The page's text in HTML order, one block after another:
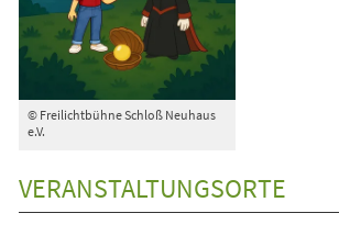
© Freilichtbühne Schloß Neuhaus
e.V.
VERANSTALTUNGSORTE